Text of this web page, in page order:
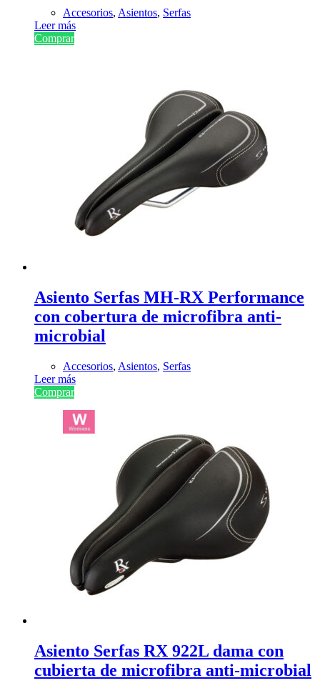
Accesorios, Asientos, Serfas
Leer más
Comprar
Asiento Serfas MH-RX Performance
con cobertura de microfibra anti-
microbial
Accesorios, Asientos, Serfas
Leer más
Comprar
Asiento Serfas RX 922L dama con
cubierta de microfibra anti-microbial